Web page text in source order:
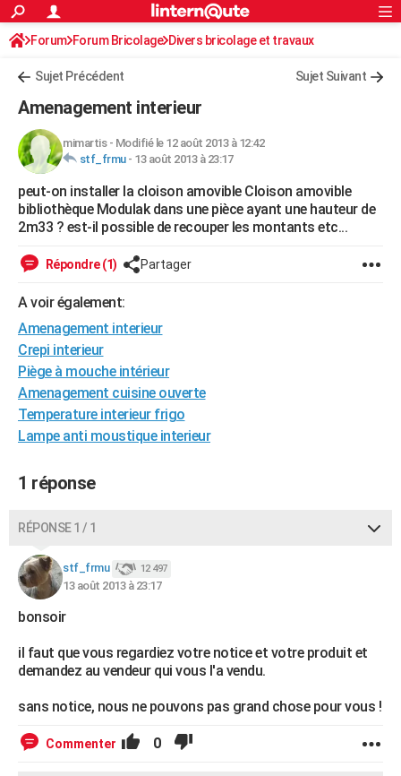
ACTUALITÉS
Politique
Société
Faits Divers
Education
Monde
Villes
+
FINANCE
Retraite
Impôts
Epargne
Immobilier
Risques naturels par ville
Banque
Assurance
Crédit
AUTO
Essais
Réserver un essai
Citadines
Berlines
SUV
Forum auto
+HIGH-TECH
Mobiles
Meilleur smartphone
Internet
Ordinateurs
Jeux vidéo
Guide high-tech
+
Forum
Aménagement intérieur
Extérieur
Cuisine
Salle de bains
Jardinage
Rangement
WEEK-END
Guides de France
Escapades
Patrimoine
Expositions
Musées
Week-end nature
+LIFESTYLE
Art de vivre
Bien-être
Loisirs
Mode
Modes de vie
SANTE
Alimentation
Guide de la santé
Maladies
Médicaments
Sommeil
VOYAGE
Destinations
City break
Voyage nature
Voyage de noces
Forum
Climat
+PHOTO
BONS PLANS
CARTE DE VOEUX
Carte de Noël
Carte Bonne année
Carte Saint-Valentin
Carte Pâques
Carte d'anniversaire
DICTIONNAIRE
Dictionnaire
Biographies
Citations
Expressions
Proverbes
S'inscrire
Se connecter
Lycées
Collèges
Primaires
Universités
Entreprises
Service militaire
Avis de recherche
AVIS DE DÉCÈS
FORUM
Bricolage
Lifestyle
Culture
Sport
Auto
Television
Voyage
Cinema
Rechercher
S'inscrire
Connexion
Forum Forum Bricolage Divers bricolage et travaux
Sujet Précédent Sujet Suivant
Amenagement interieur
mimartis- Modifié le 12 août 2013 à 12:42
stf_frmu- 13 août 2013 à 23:17
peut-on installer la cloison amovible Cloison amovible
bibliothèque Modulak dans une pièce ayant une hauteur de
2m33 ? est-il possible de recouper les montants etc...
Répondre (1) Partager
A voir également:
Amenagement interieur
Crepi interieur
Piège à mouche intérieur
Amenagement cuisine ouverte
Temperature interieur frigo
Lampe anti moustique interieur
1 réponse
RÉPONSE 1 / 1
stf_frmu 12 497
13 août 2013 à 23:17
bonsoir
il faut que vous regardiez votre notice et votre produit et
demandez au vendeur qui vous l'a vendu.
sans notice, nous ne pouvons pas grand chose pour vous !
Commenter 0